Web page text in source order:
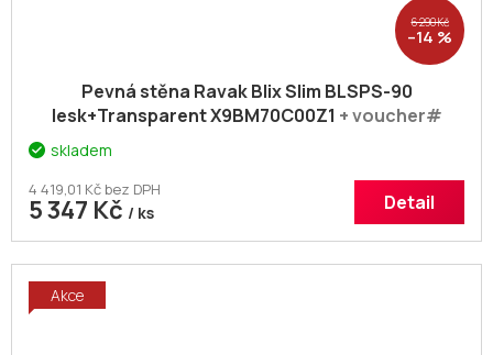
6 290 Kč
–14 %
Pevná stěna Ravak Blix Slim BLSPS-90
lesk+Transparent X9BM70C00Z1 + voucher#
skladem
4 419,01 Kč bez DPH
5 347 Kč / ks Detail
Akce